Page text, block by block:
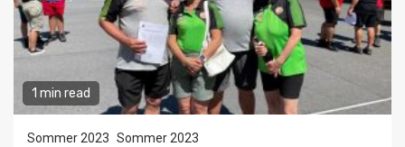
1 min read
Sommer 2023 Sommer 2023